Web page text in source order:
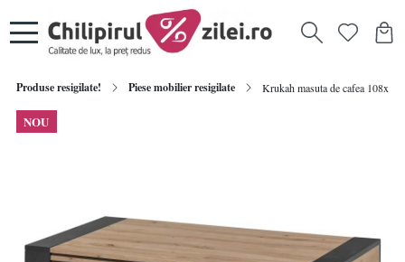
Produse resigilate! Piese mobilier resigilate Krukah masuta de cafea
NOU